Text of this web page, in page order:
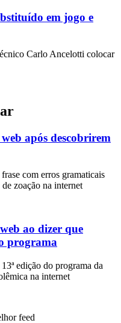
em jogo e
Carlo Ancelotti colocar
após descobrirem
com erros gramaticais
zoação na internet
ao dizer que
programa
edição do programa da
na internet
feed